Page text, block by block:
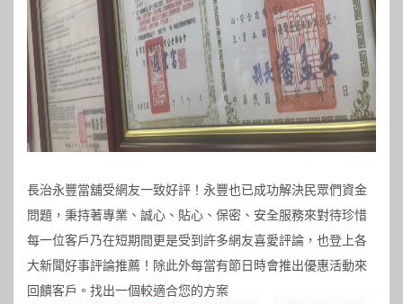
長治永豐當舖受網友一致好評！永豐也已成功解決民眾們資金
問題，秉持著專業、誠心、貼心、保密、安全服務來對待珍惜
每一位客戶乃在短期間更是受到許多網友喜愛評論，也登上各
大新聞好事評論推薦！除此外每當有節日時會推出優惠活動來
回饋客戶。找出一個較適合您的方案